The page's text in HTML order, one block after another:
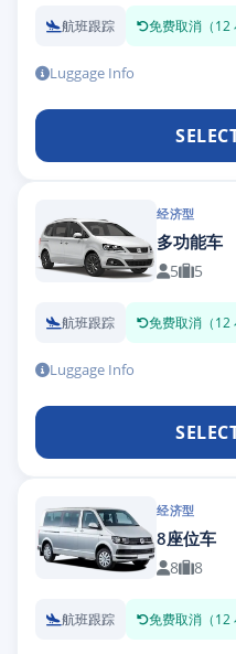
航班跟踪 免费取消（12
Luggage Info
经济型
多功能车
5 5
航班跟踪 免费取消（12
Luggage Info
经济型
8座位车
8 8
航班跟踪 免费取消（12